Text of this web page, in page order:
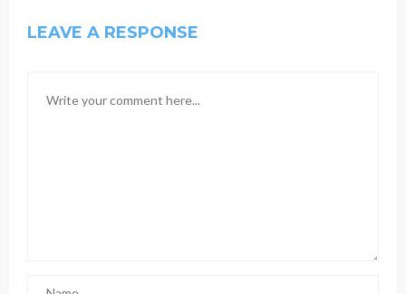
LEAVE A RESPONSE